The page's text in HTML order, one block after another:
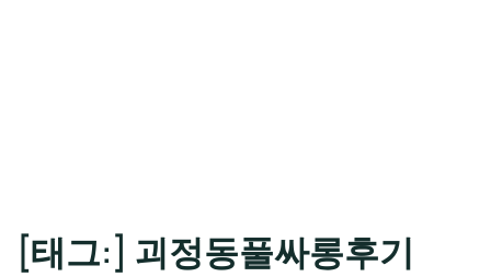
[태그:] 괴정동풀싸롱후기